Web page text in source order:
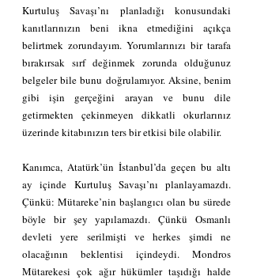
Kurtuluş Savaşı’nı planladığı konusundaki
kanıtlarınızın beni ikna etmediğini açıkça
belirtmek zorundayım. Yorumlarınızı bir tarafa
bırakırsak sırf değinmek zorunda olduğunuz
belgeler bile bunu doğrulamıyor. Aksine, benim
gibi işin gerçeğini arayan ve bunu dile
getirmekten çekinmeyen dikkatli okurlarınız
üzerinde kitabınızın ters bir etkisi bile olabilir.
Kanımca, Atatürk’ün İstanbul’da geçen bu altı
ay içinde Kurtuluş Savaşı’nı planlayamazdı.
Çünkü: Mütareke’nin başlangıcı olan bu sürede
böyle bir şey yapılamazdı. Çünkü Osmanlı
devleti yere serilmişti ve herkes şimdi ne
olacağının beklentisi içindeydi. Mondros
Mütarekesi çok ağır hükümler taşıdığı halde